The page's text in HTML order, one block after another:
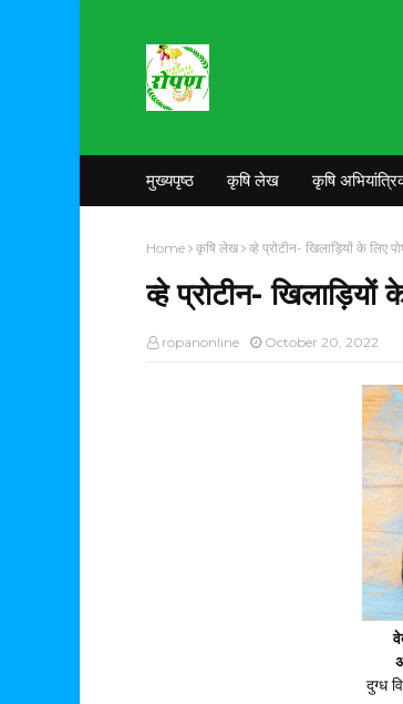
मुख्यपृष्ठ कृषि लेख कृषि
Home कृषि लेख व्हे प्रोटीन- खिलाड़ियों के लिए
व्हे प्रोटीन- खिलाड़ियों
ropanonline October 20, 2022
दुग्ध